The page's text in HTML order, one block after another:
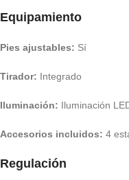
Equipamiento
Pies ajustables: Sí
Tirador: Integrado
Iluminación: Iluminación
Accesorios incluidos: 4
Regulación